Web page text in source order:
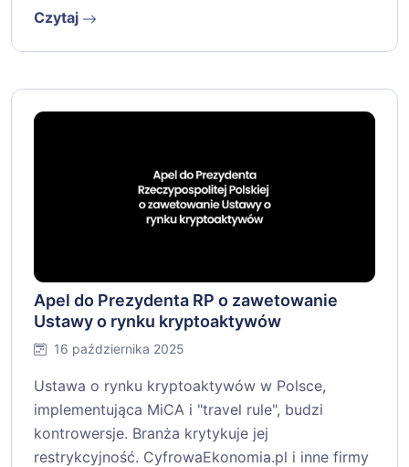
Czytaj
Apel do Prezydenta RP o zawetowanie
Ustawy o rynku kryptoaktywów
16 października 2025
Ustawa o rynku kryptoaktywów w Polsce,
implementująca MiCA i "travel rule", budzi
kontrowersje. Branża krytykuje jej
restrykcyjność. CyfrowaEkonomia.pl i inne firmy